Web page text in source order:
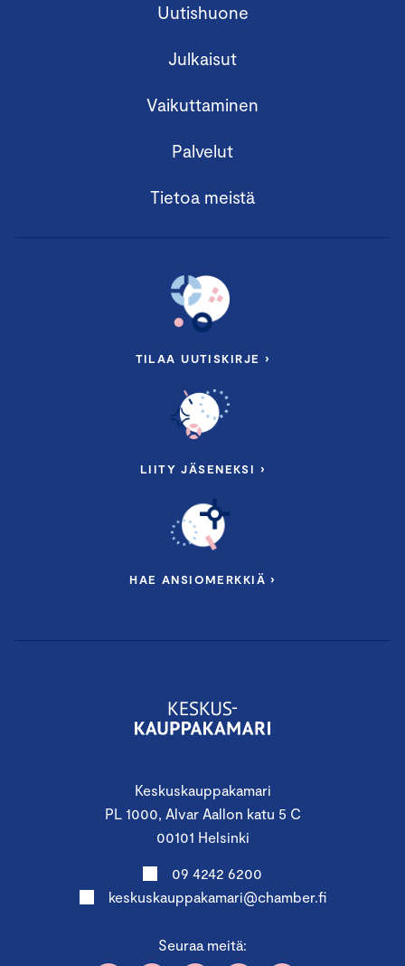
Keskuskauppakamari
PL 1000, Alvar Aallon katu 5 C
00101 Helsinki
09 4242 6200
keskuskauppakamari@chamber.fi
Seuraa meitä:
Uutishuone
Julkaisut
Vaikuttaminen
Palvelut
Tietoa meistä
TILAA UUTISKIRJE ›
LIITY JÄSENEKSI ›
HAE ANSIOMERKKIÄ ›